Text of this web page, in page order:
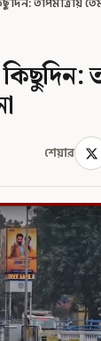
শেয়ার